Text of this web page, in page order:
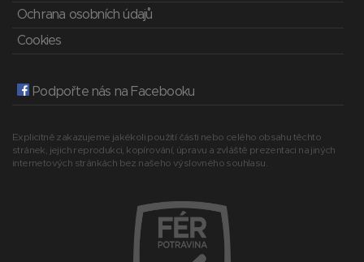
Ochrana osobních údajů
Cookies
Podpořte nás na Facebooku
Explicitně zakazujeme jakékoli použití části nebo celého obsahu těchto
stránek, jejich reprodukci, kopírování, úpravu a zvláště prezentaci na jiných
internetových stránkách bez našeho výslovného souhlasu.